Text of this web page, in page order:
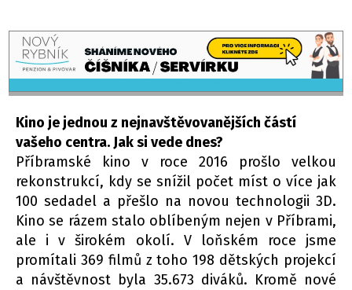
Kino je jednou z nejnavštěvovanějších částí
vašeho centra. Jak si vede dnes?
Příbramské kino v roce 2016 prošlo velkou
rekonstrukcí, kdy se snížil počet míst o více jak
100 sedadel a přešlo na novou technologii 3D.
Kino se rázem stalo oblíbeným nejen v Příbrami,
ale i v širokém okolí. V loňském roce jsme
promítali 369 filmů z toho 198 dětských projekcí
a návštěvnost byla 35.673 diváků. Kromě nové